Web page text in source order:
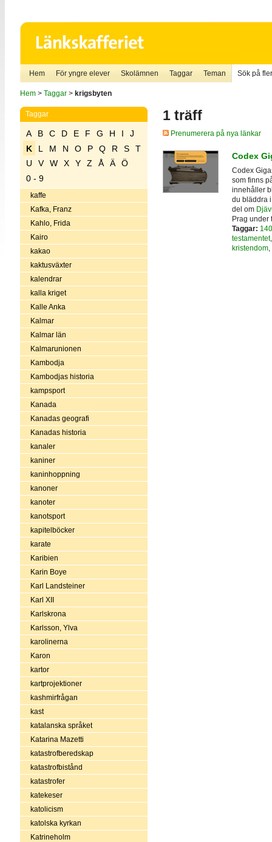
Hem För yngre elever Skolämnen Taggar Teman Sök på
Hem> Taggar> krigsbyten
Taggar
A B C D E F G H I
J
K
L M N O P Q R S
T
U
V W X Y Z Å Ä
Ö
0 - 9
kaffe
Kafka, Franz
Kahlo, Frida
Kairo
kakao
kaktusväxter
kalendrar
kalla kriget
Kalle Anka
Kalmar
Kalmar län
Kalmarunionen
Kambodja
Kambodjas historia
kampsport
Kanada
Kanadas geografi
Kanadas historia
kanaler
kaniner
kaninhoppning
kanoner
kanoter
kanotsport
kapitelböcker
karate
Karibien
Karin Boye
Karl Landsteiner
Karl XII
Karlskrona
Karlsson, Ylva
karolinerna
Karon
kartor
kartprojektioner
kashmirfrågan
kast
katalanska språket
Katarina Mazetti
katastrofberedskap
katastrofbistånd
katastrofer
katekeser
katolicism
katolska kyrkan
Katrineholm
1 träff
Prenumerera på nya länkar
Codex
Codex
som finns
innehåller
du bläddra
del om
Prag under
Taggar:
testamentet
kristendom,